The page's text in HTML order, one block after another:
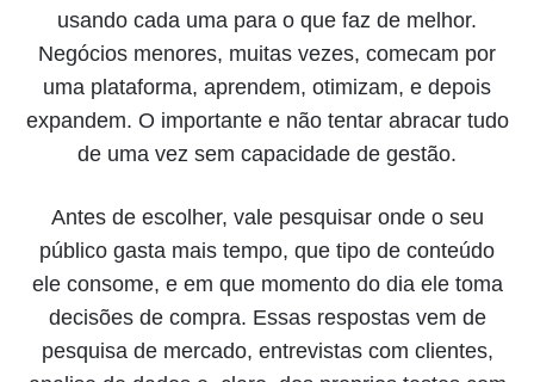
usando cada uma para o que faz de melhor.
Negócios menores, muitas vezes, comecam por
uma plataforma, aprendem, otimizam, e depois
expandem. O importante e não tentar abracar tudo
de uma vez sem capacidade de gestão.
Antes de escolher, vale pesquisar onde o seu
público gasta mais tempo, que tipo de conteúdo
ele consome, e em que momento do dia ele toma
decisões de compra. Essas respostas vem de
pesquisa de mercado, entrevistas com clientes,